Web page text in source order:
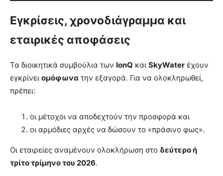
Εγκρίσεις, χρονοδιάγραμμα και
εταιρικές αποφάσεις
Τα διοικητικά συμβούλια των IonQ και SkyWater έχουν
εγκρίνει ομόφωνα την εξαγορά. Για να ολοκληρωθεί,
πρέπει:
οι μέτοχοι να αποδεχτούν την προσφορά και
οι αρμόδιες αρχές να δώσουν το «πράσινο φως».
Οι εταιρείες αναμένουν ολοκλήρωση στο δεύτερο ή
τρίτο τρίμηνο του 2026.